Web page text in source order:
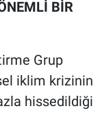
BİR
Grup
iklim krizinin
hissedildiği